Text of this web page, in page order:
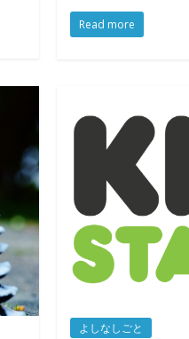
Read more
よしなしごと